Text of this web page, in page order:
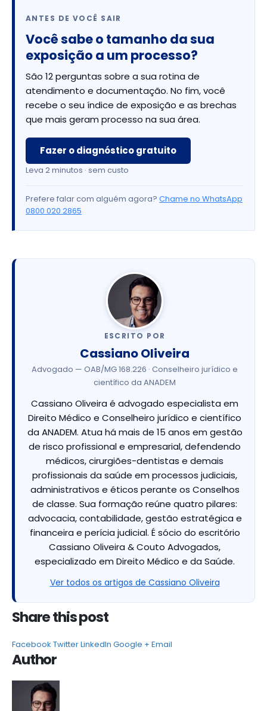
ANTES DE VOCÊ SAIR
Você sabe o tamanho da sua
exposição a um processo?
São 12 perguntas sobre a sua rotina de
atendimento e documentação. No fim, você
recebe o seu índice de exposição e as brechas
que mais geram processo na sua área.
Fazer o diagnóstico gratuito
Leva 2 minutos · sem custo
Prefere falar com alguém agora? Chame no WhatsApp
0800 020 2865
ESCRITO POR
Cassiano Oliveira
Advogado — OAB/MG 168.226 · Conselheiro jurídico e
científico da ANADEM
Cassiano Oliveira é advogado especialista em
Direito Médico e Conselheiro jurídico e científico
da ANADEM. Atua há mais de 15 anos em gestão
de risco profissional e empresarial, defendendo
médicos, cirurgiões-dentistas e demais
profissionais da saúde em processos judiciais,
administrativos e éticos perante os Conselhos
de classe. Sua formação reúne quatro pilares:
advocacia, contabilidade, gestão estratégica e
financeira e perícia judicial. É sócio do escritório
Cassiano Oliveira & Couto Advogados,
especializado em Direito Médico e da Saúde.
Ver todos os artigos de Cassiano Oliveira
Share this post
Facebook TwitterLinkedIn Google + Email
Author